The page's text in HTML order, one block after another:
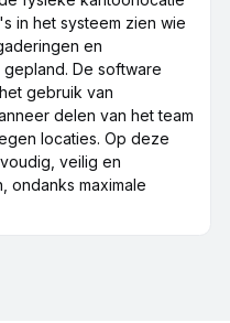
in het systeem zien wie
en
De software
gebruik van
delen van het team
locaties. Op deze
veilig en
ondanks maximale